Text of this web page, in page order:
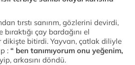
tırstı sanırım, gözlerini devirdi,
çay bardağını el
dikişte bitirdi. Yayvan, çatlak diliyle
: “ ben tanımıyorum onu yeğenim,
arkasını döndü.